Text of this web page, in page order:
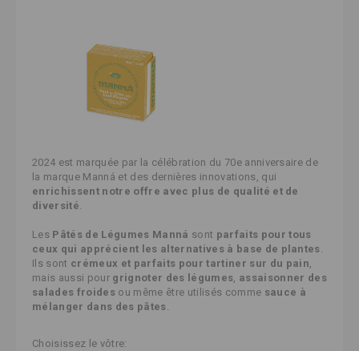
2024 est marquée par la célébration du 70e anniversaire de
la marque Manná et des dernières innovations, qui
enrichissent notre offre avec plus de qualité et de
diversité.
Les Pâtés de Légumes Manná sont parfaits pour tous
ceux qui apprécient les alternatives à base de plantes .
Ils sont crémeux et parfaits pour tartiner sur du pain,
mais aussi pour grignoter des légumes, assaisonner des
salades froides ou même être utilisés comme sauce à
mélanger dans des pâtes .
Choisissez le vôtre: